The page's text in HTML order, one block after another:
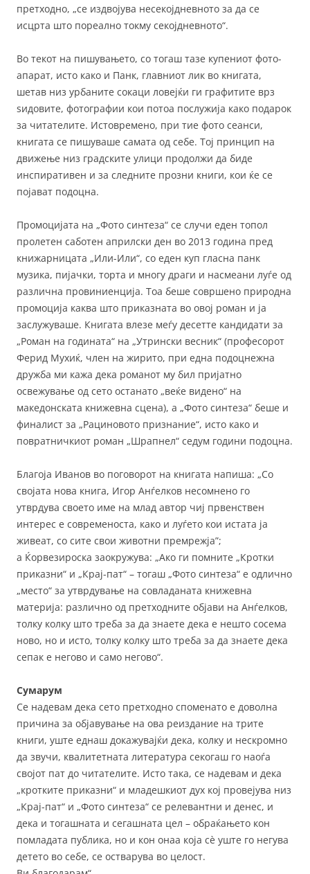
претходно, „се издвојува несекојдневното за да се
исцрта што пореално токму секојдневното“.
Во текот на пишувањето, со тогаш тазе купениот фото-
апарат, исто како и Панк, главниот лик во книгата,
шетав низ урбаните сокаци ловејќи ги графитите врз
ѕидовите, фотографии кои потоа послужија како подарок
за читателите. Истовремено, при тие фото сеанси,
книгата се пишуваше самата од себе. Тој принцип на
движење низ градските улици продолжи да биде
инспиративен и за следните прозни книги, кои ќе се
појават подоцна.
Промоцијата на „Фото синтеза“ се случи еден топол
пролетен саботен априлски ден во 2013 година пред
книжарницата „Или-Или“, со еден куп гласна панк
музика, пијачки, торта и многу драги и насмеани луѓе од
различна провиниенција. Тоа беше совршено природна
промоција каква што приказната во овој роман и ја
заслужуваше. Книгата влезе меѓу десетте кандидати за
„Роман на годината“ на „Утрински весник“ (професорот
Ферид Мухиќ, член на жирито, при една подоцнежна
дружба ми кажа дека романот му бил пријатно
освежување од сето останато „веќе видено“ на
македонската книжевна сцена), а „Фото синтеза“ беше и
финалист за „Рациновото признание“, исто како и
повратничкиот роман „Шрапнел“ седум години подоцна.
Благоја Иванов во поговорот на книгата напиша: „Со
својата нова книга, Игор Анѓелков несомнено го
утврдува своето име на млад автор чиј првенствен
интерес е современоста, како и луѓето кои истата ја
живеат, со сите свои животни премрежја”;
а Ќорвезироска заокружува: „Ако ги помните „Кротки
приказни“ и „Крај-пат“ – тогаш „Фото синтеза“ е одлично
„место“ за утврдување на совладаната книжевна
материја: различно од претходните објави на Анѓелков,
толку колку што треба за да знаете дека е нешто сосема
ново, но и исто, толку колку што треба за да знаете дека
сепак е негово и само негово“.
Сумарум
Се надевам дека сето претходно споменато е доволна
причина за објавување на ова реиздание на трите
книги, уште еднаш докажувајќи дека, колку и нескромно
да звучи, квалитетната литература секогаш го наоѓа
својот пат до читателите. Исто така, се надевам и дека
„кротките приказни“ и младешкиот дух кој провејува низ
„Крај-пат“ и „Фото синтеза“ се релевантни и денес, и
дека и тогашната и сегашната цел – обраќањето кон
помладата публика, но и кон онаа која сè уште го негува
детето во себе, се остварува во целост.